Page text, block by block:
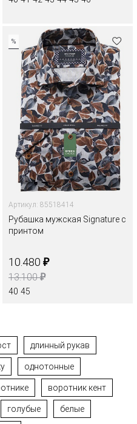
%
Артикул: 85518414
Рубашка мужская Signature с
принтом
10.480 ₽
13.100₽
40 45
длинный рукав
однотонные
воротник кент
голубые белые